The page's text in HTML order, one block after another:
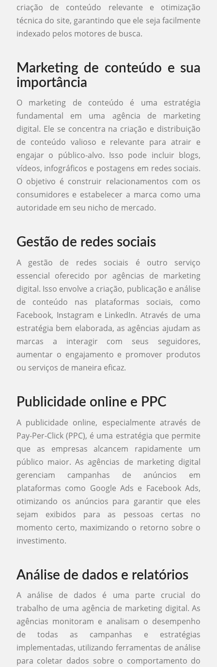
criação de conteúdo relevante e otimização
técnica do site, garantindo que ele seja facilmente
indexado pelos motores de busca.
Marketing de conteúdo e sua
importância
O marketing de conteúdo é uma estratégia
fundamental em uma agência de marketing
digital. Ele se concentra na criação e distribuição
de conteúdo valioso e relevante para atrair e
engajar o público-alvo. Isso pode incluir blogs,
vídeos, infográficos e postagens em redes sociais.
O objetivo é construir relacionamentos com os
consumidores e estabelecer a marca como uma
autoridade em seu nicho de mercado.
Gestão de redes sociais
A gestão de redes sociais é outro serviço
essencial oferecido por agências de marketing
digital. Isso envolve a criação, publicação e análise
de conteúdo nas plataformas sociais, como
Facebook, Instagram e LinkedIn. Através de uma
estratégia bem elaborada, as agências ajudam as
marcas a interagir com seus seguidores,
aumentar o engajamento e promover produtos
ou serviços de maneira eficaz.
Publicidade online e PPC
A publicidade online, especialmente através de
Pay-Per-Click (PPC), é uma estratégia que permite
que as empresas alcancem rapidamente um
público maior. As agências de marketing digital
gerenciam campanhas de anúncios em
plataformas como Google Ads e Facebook Ads,
otimizando os anúncios para garantir que eles
sejam exibidos para as pessoas certas no
momento certo, maximizando o retorno sobre o
investimento.
Análise de dados e relatórios
A análise de dados é uma parte crucial do
trabalho de uma agência de marketing digital. As
agências monitoram e analisam o desempenho
de todas as campanhas e estratégias
implementadas, utilizando ferramentas de análise
para coletar dados sobre o comportamento do